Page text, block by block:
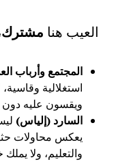
العيب هنا مشترك
المجتمع وأرباب
استغلالية وقاسية،
ويقسون عليه
السارد (إلياس)
يعكس محاولات
والتعليم، ولا